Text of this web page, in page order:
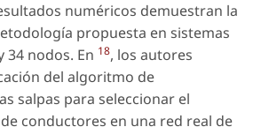
numéricos demuestran la
propuesta en sistemas
34 nodos. En 18, los autores
del algoritmo de
salpas para seleccionar el
conductores en una red real de